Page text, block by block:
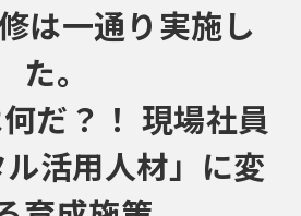
お役立ち情報
セミナー
くあるご質問
は一通り実施し
た。
だ？！ 現場社員
活用人材」に変